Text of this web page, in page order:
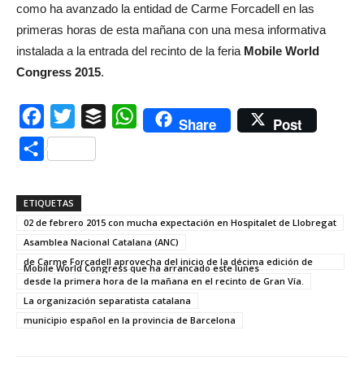
como ha avanzado la entidad de Carme Forcadell en las
primeras horas de esta mañana con una mesa informativa
instalada a la entrada del recinto de la feria Mobile World
Congress 2015.
Facebook
Twitter Buffer WhatsAppShare Post
Compartir
ETIQUETAS
02 de febrero 2015 con mucha expectación en Hospitalet de Llobregat
Asamblea Nacional Catalana (ANC)
de Carme Forcadell aprovecha del inicio de la décima edición de
Mobile World Congress que ha arrancado este lunes
desde la primera hora de la mañana en el recinto de Gran Vía.
La organización separatista catalana
municipio español en la provincia de Barcelona